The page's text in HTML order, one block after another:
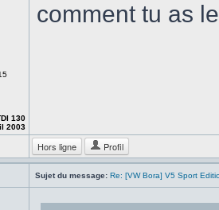
130
2003
comment tu as
Hors ligne Profil
Sujet du message: Re: [VW Bora] V5 Sport